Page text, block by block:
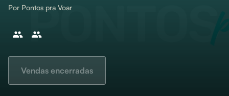
Por Pontos pra Voar
Vendas encerradas